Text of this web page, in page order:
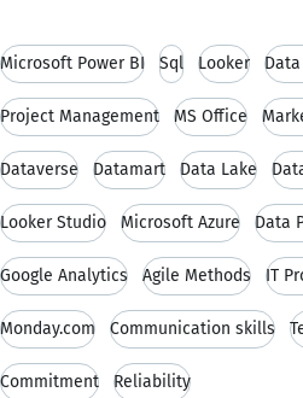
Microsoft Power BI Sql Looker
Project Management MS Office
Dataverse Datamart Data Lake
Looker Studio Microsoft Azure Data
Google Analytics Agile Methods IT
Monday.com Communication skills
Commitment Reliability